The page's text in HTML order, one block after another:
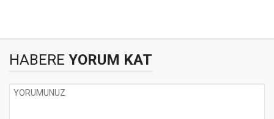
HABERE YORUM KAT